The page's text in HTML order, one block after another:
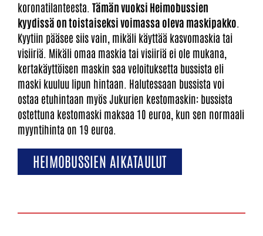
koronatilanteesta. Tämän vuoksi Heimobussien
kyydissä on toistaiseksi voimassa oleva maskipakko
Kyytiin pääsee siis vain, mikäli käyttää kasvomaskia tai
visiiriä. Mikäli omaa maskia tai visiiriä ei ole mukana,
kertakäyttöisen maskin saa veloituksetta bussista eli
maski kuuluu lipun hintaan. Halutessaan bussista voi
ostaa etuhintaan myös Jukurien kestomaskin: bussista
ostettuna kestomaski maksaa 10 euroa, kun sen normaali
myyntihinta on 19 euroa.
HEIMOBUSSIEN AIKATAULUT